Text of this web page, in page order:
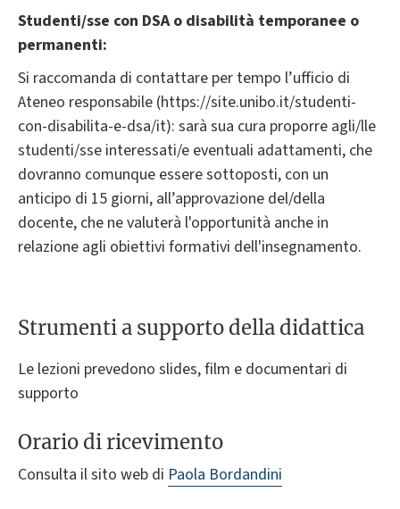
Studenti/sse con DSA o disabilità temporanee o
permanenti:
Si raccomanda di contattare per tempo l’ufficio di
Ateneo responsabile (https://site.unibo.it/studenti-
con-disabilita-e-dsa/it): sarà sua cura proporre agli/lle
studenti/sse interessati/e eventuali adattamenti, che
dovranno comunque essere sottoposti, con un
anticipo di 15 giorni, all’approvazione del/della
docente, che ne valuterà l'opportunità anche in
relazione agli obiettivi formativi dell'insegnamento.
Strumenti a supporto della didattica
Le lezioni prevedono slides, film e documentari di
supporto
Orario di ricevimento
Consulta il sito web di Paola Bordandini